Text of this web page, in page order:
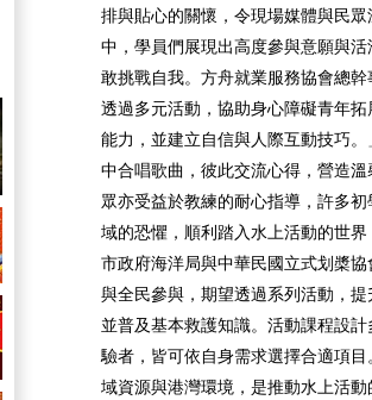
排與貼心的關懷，令現場媒體與民
中，學員們展現出高度參與意願與
敢挑戰自我。方舟就業服務協會總
透過多元活動，協助身心障礙青年
能力，並建立自信與人際互動技巧
中合唱歌曲，彼此交流心得，營造
眾亦受益於教練的耐心指導，許多
域的恐懼，順利踏入水上活動的世
市政府海洋局與中華民國立式划槳
與全民參與，期望透過系列活動，
並普及基本救護知識。活動課程設
驗者，皆可依自身需求選擇合適項
域資源與港灣環境，是推動水上活